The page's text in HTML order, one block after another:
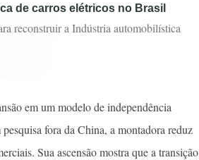
de carros elétricos no Brasil
reconstruir a Indústria automobilística
em um modelo de independência
fora da China, a montadora reduz
Sua ascensão mostra que a transição